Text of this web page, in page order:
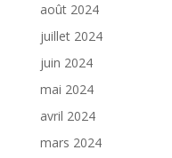
août 2024
juillet 2024
juin 2024
mai 2024
avril 2024
mars 2024